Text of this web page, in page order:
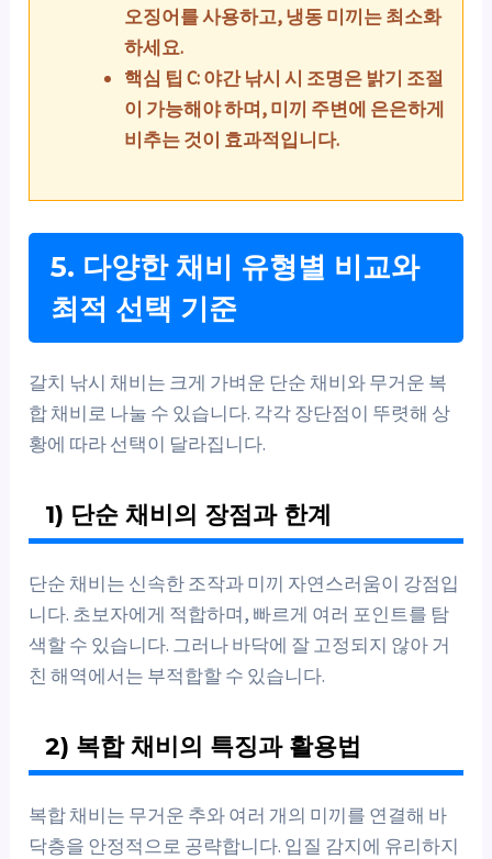
오징어를 사용하고, 냉동 미끼는 최소화
하세요.
핵심 팁 C: 야간 낚시 시 조명은 밝기 조절
이 가능해야 하며, 미끼 주변에 은은하게
비추는 것이 효과적입니다.
5. 다양한 채비 유형별 비교와
최적 선택 기준
갈치 낚시 채비는 크게 가벼운 단순 채비와 무거운 복
합 채비로 나눌 수 있습니다. 각각 장단점이 뚜렷해 상
황에 따라 선택이 달라집니다.
1) 단순 채비의 장점과 한계
단순 채비는 신속한 조작과 미끼 자연스러움이 강점입
니다. 초보자에게 적합하며, 빠르게 여러 포인트를 탐
색할 수 있습니다. 그러나 바닥에 잘 고정되지 않아 거
친 해역에서는 부적합할 수 있습니다.
2) 복합 채비의 특징과 활용법
복합 채비는 무거운 추와 여러 개의 미끼를 연결해 바
닥층을 안정적으로 공략합니다. 입질 감지에 유리하지